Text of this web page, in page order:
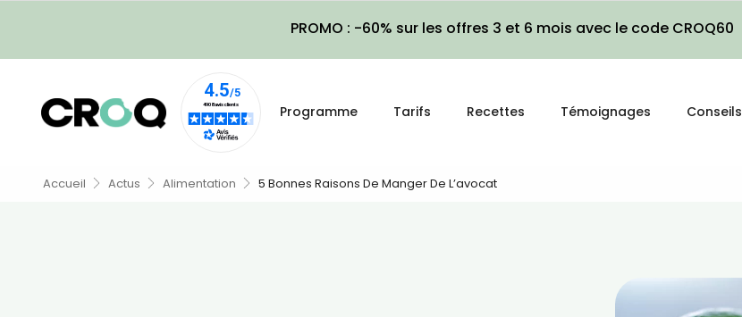
PROMO : -60% sur les offres 3 et 6 mois avec le code CROQ60
Programme Tarifs Recettes Témoignages Conseils
Accueil Actus Alimentation 5 Bonnes Raisons De Manger De L’avocat